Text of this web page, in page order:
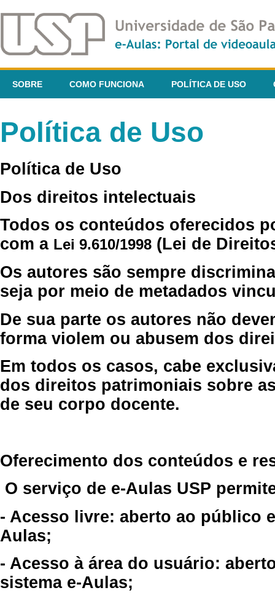
SOBRE COMO FUNCIONA POLÍTICA DE USO
Política de Uso
Política de Uso
Dos direitos intelectuais
Todos os conteúdos oferecidos
com a Lei 9.610/1998 (Lei de
Os autores são sempre
seja por meio de metadados
De sua parte os autores não
forma violem ou abusem dos
Em todos os casos, cabe
dos direitos patrimoniais sobre
de seu corpo docente.
Oferecimento dos conteúdos e
O serviço de e-Aulas USP
- Acesso livre: aberto ao público
Aulas;
- Acesso à área do usuário:
sistema e-Aulas;